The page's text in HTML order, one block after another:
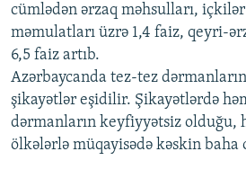
cümlədən ərzaq məhsulları,
məmulatları üzrə 1,4 faiz, qeyri-
6,5 faiz artıb.
Azərbaycanda tez-tez
şikayətlər eşidilir. Şikayətlərdə
dərmanların keyfiyyətsiz olduğu,
ölkələrlə müqayisədə kəskin